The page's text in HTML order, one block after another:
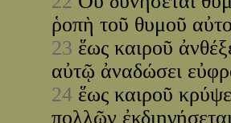
ῥοπὴ τοῦ θυμοῦ
23 ἕως καιροῦ
αὐτῷ ἀναδώσει
24 ἕως καιροῦ
πολλῶν